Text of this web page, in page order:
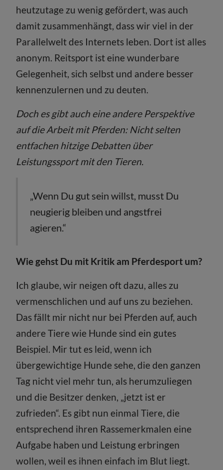
heutzutage zu wenig gefördert, was auch
damit zusammenhängt, dass wir viel in der
Parallelwelt des Internets leben. Dort ist alles
anonym. Reitsport ist eine wunderbare
Gelegenheit, sich selbst und andere besser
kennenzulernen und zu deuten.
Doch es gibt auch eine andere Perspektive
auf die Arbeit mit Pferden: Nicht selten
entfachen hitzige Debatten über
Leistungssport mit den Tieren.
„Wenn Du gut sein willst, musst Du
neugierig bleiben und angstfrei
agieren.“
Wie gehst Du mit Kritik am Pferdesport um?
Ich glaube, wir neigen oft dazu, alles zu
vermenschlichen und auf uns zu beziehen.
Das fällt mir nicht nur bei Pferden auf, auch
andere Tiere wie Hunde sind ein gutes
Beispiel. Mir tut es leid, wenn ich
übergewichtige Hunde sehe, die den ganzen
Tag nicht viel mehr tun, als herumzuliegen
und die Besitzer denken, „jetzt ist er
zufrieden“. Es gibt nun einmal Tiere, die
entsprechend ihren Rassemerkmalen eine
Aufgabe haben und Leistung erbringen
wollen, weil es ihnen einfach im Blut liegt.